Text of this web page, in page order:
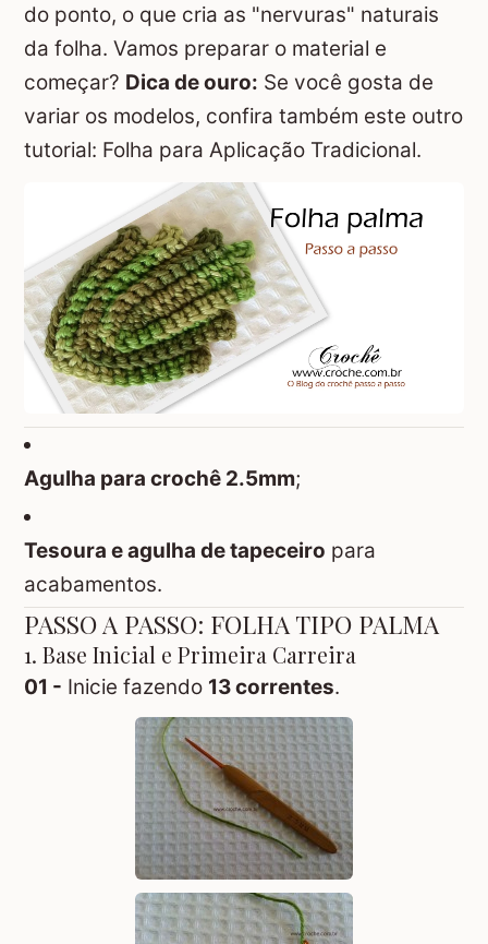
do ponto, o que cria as "nervuras" naturais
da folha. Vamos preparar o material e
começar? Dica de ouro: Se você gosta de
variar os modelos, confira também este outro
tutorial: Folha para Aplicação Tradicional.
Agulha para crochê 2.5mm;
Tesoura e agulha de tapeceiro para
acabamentos.
PASSO A PASSO: FOLHA TIPO PALMA
1. Base Inicial e Primeira Carreira
01 - Inicie fazendo 13 correntes.